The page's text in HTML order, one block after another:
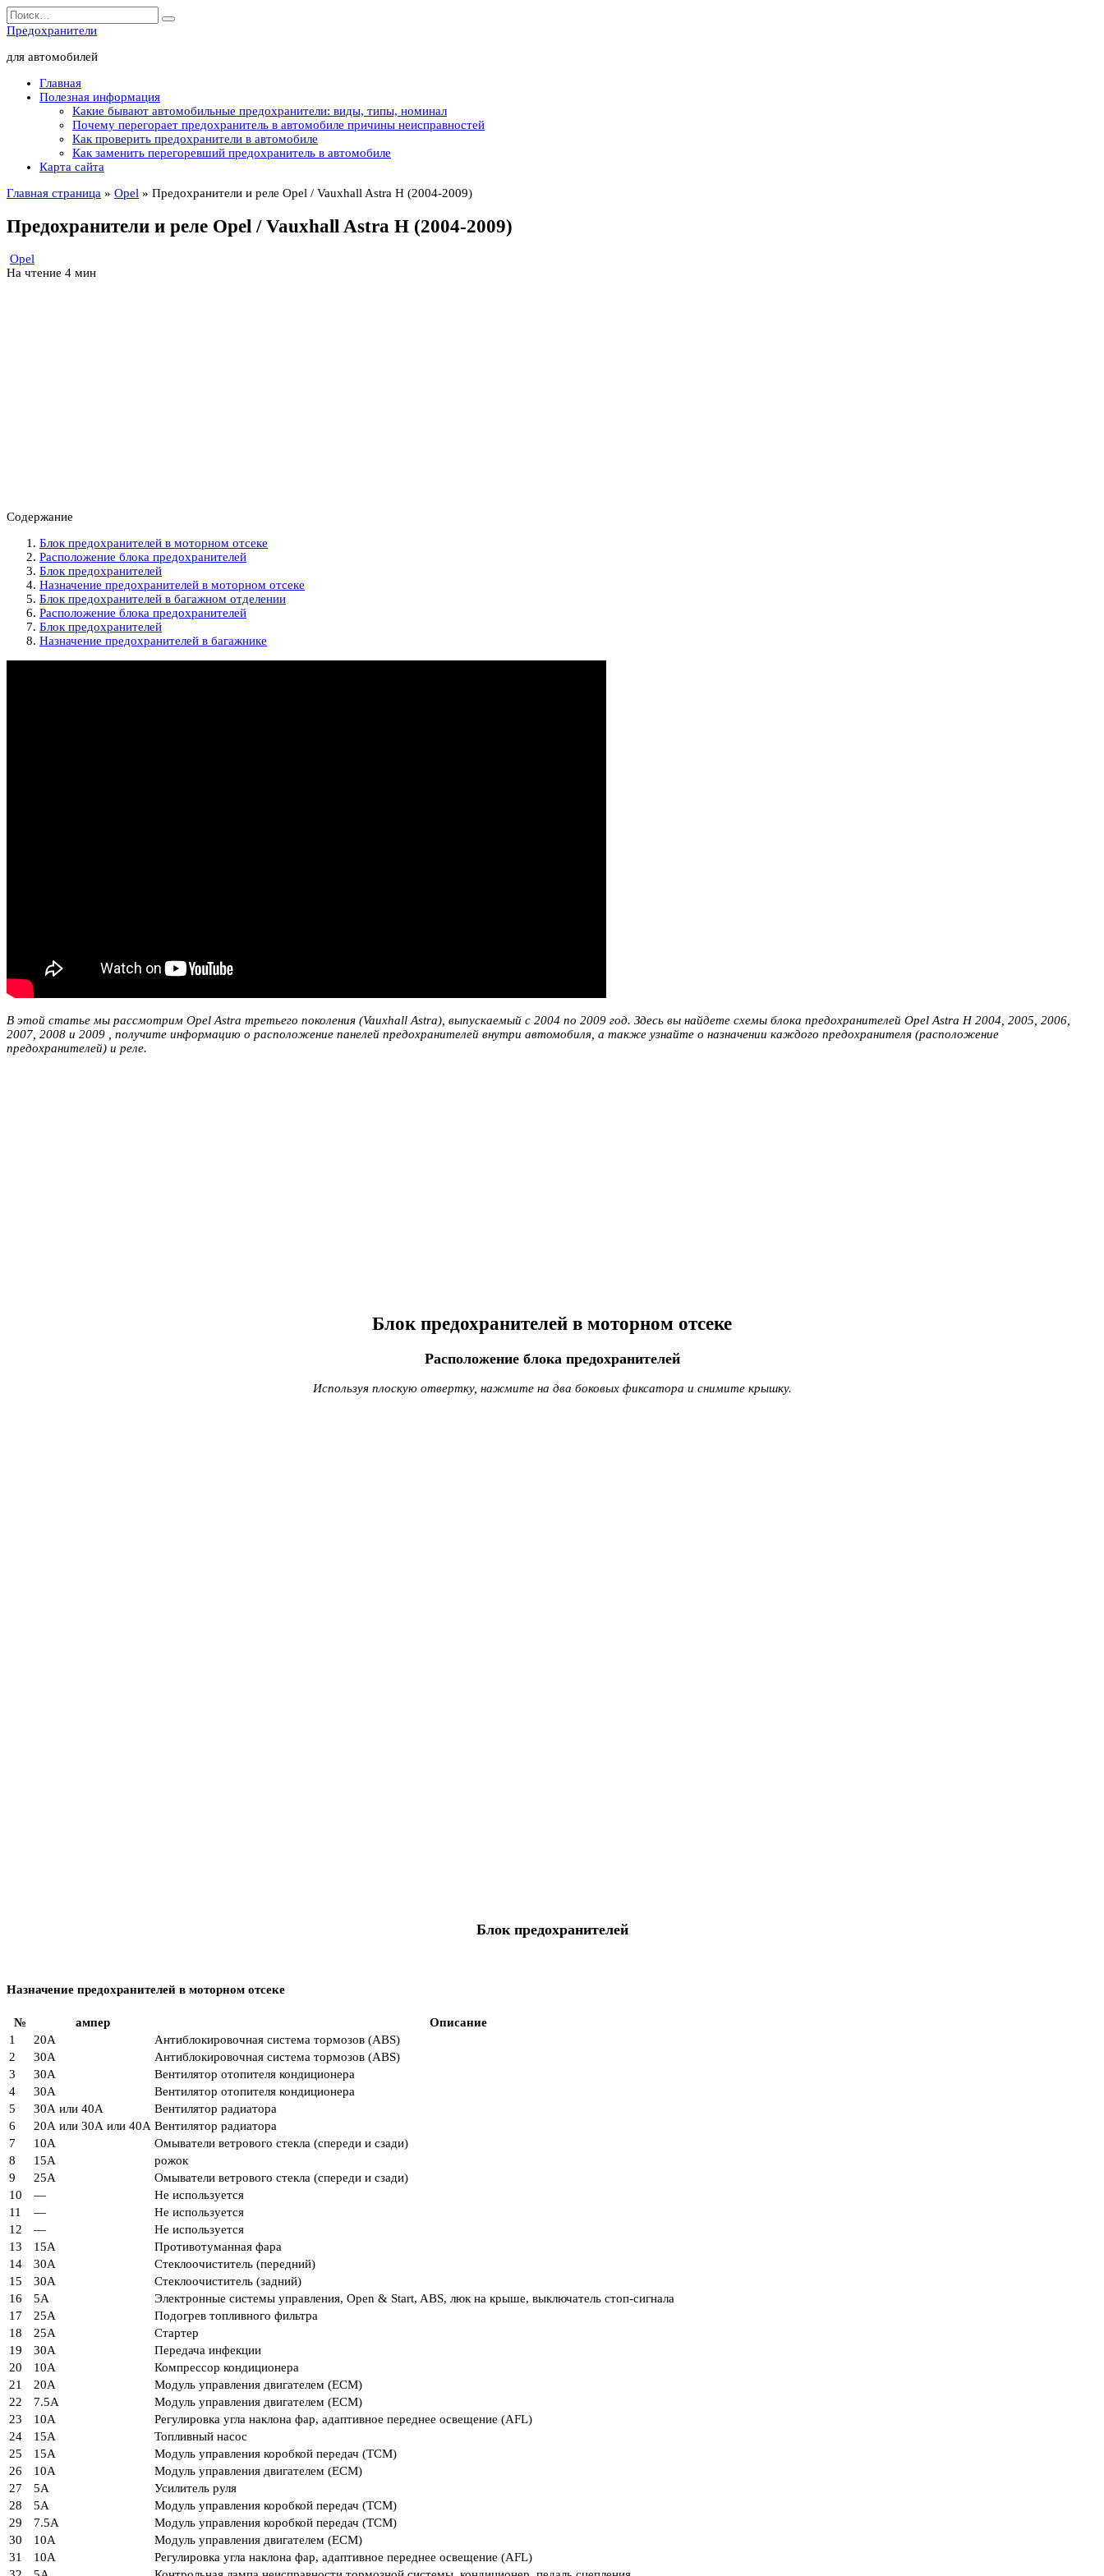
Перейти
к
содержанию
Search
for:
Предохранители
для автомобилей
Главная
Полезная информация
Какие бывают автомобильные предохранители: виды, типы, номинал
Почему перегорает предохранитель в автомобиле причины неисправностей
Как проверить предохранители в автомобиле
Как заменить перегоревший предохранитель в автомобиле
Карта сайта
Главная страница » Opel » Предохранители и реле Opel / Vauxhall Astra H (2004-2009)
Предохранители и реле Opel / Vauxhall Astra H (2004-2009)
Opel
На чтение 4 мин
Содержание
Блок предохранителей в моторном отсеке
Расположение блока предохранителей
Блок предохранителей
Назначение предохранителей в моторном отсеке
Блок предохранителей в багажном отделении
Расположение блока предохранителей
Блок предохранителей
Назначение предохранителей в багажнике
В этой статье мы рассмотрим Opel Astra третьего поколения (Vauxhall Astra), выпускаемый с 2004 по 2009 год. Здесь вы найдете схемы блока предохранителей Opel Astra H 2004, 2005, 2006,
2007, 2008 и 2009 , получите информацию о расположение панелей предохранителей внутри автомобиля, а также узнайте о назначении каждого предохранителя (расположение
предохранителей) и реле.
Блок предохранителей в моторном отсеке
Расположение блока предохранителей
Используя плоскую отвертку, нажмите на два боковых фиксатора и снимите крышку.
Блок предохранителей
Назначение предохранителей в моторном отсеке
№ ампер
Описание
1
20А
Антиблокировочная система тормозов (ABS)
2
30А
Антиблокировочная система тормозов (ABS)
3
30А
Вентилятор отопителя кондиционера
4
30А
Вентилятор отопителя кондиционера
5
30А или 40А
Вентилятор радиатора
6
20А или 30А или 40А Вентилятор радиатора
7
10А
Омыватели ветрового стекла (спереди и сзади)
8
15А
рожок
9
25А
Омыватели ветрового стекла (спереди и сзади)
10
—
Не используется
11
—
Не используется
12
—
Не используется
13
15А
Противотуманная фара
14
30А
Стеклоочиститель (передний)
15
30А
Стеклоочиститель (задний)
16
5A
Электронные системы управления, Open & Start, ABS, люк на крыше, выключатель стоп-сигнала
17
25А
Подогрев топливного фильтра
18
25А
Стартер
19
30А
Передача инфекции
20
10А
Компрессор кондиционера
21
20А
Модуль управления двигателем (ECM)
22
7.5A
Модуль управления двигателем (ECM)
23
10А
Регулировка угла наклона фар, адаптивное переднее освещение (AFL)
24
15А
Топливный насос
25
15А
Модуль управления коробкой передач (TCM)
26
10А
Модуль управления двигателем (ECM)
27
5A
Усилитель руля
28
5A
Модуль управления коробкой передач (TCM)
29
7.5A
Модуль управления коробкой передач (TCM)
30
10А
Модуль управления двигателем (ECM)
31
10А
Регулировка угла наклона фар, адаптивное переднее освещение (AFL)